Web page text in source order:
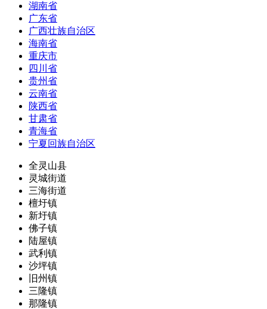
湖南省
广东省
广西壮族自治区
海南省
重庆市
四川省
贵州省
云南省
陕西省
甘肃省
青海省
宁夏回族自治区
全灵山县
灵城街道
三海街道
檀圩镇
新圩镇
佛子镇
陆屋镇
武利镇
沙坪镇
旧州镇
三隆镇
那隆镇